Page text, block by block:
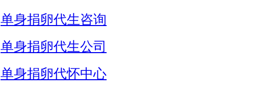
单身捐卵代生咨询
单身捐卵代生公司
单身捐卵代怀中心